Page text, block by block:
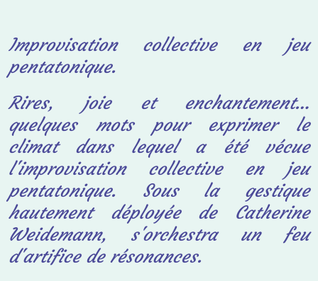
Improvisation collective en jeu
pentatonique.
Rires, joie et enchantement…
quelques mots pour exprimer le
climat dans lequel a été vécue
l'improvisation collective en jeu
pentatonique. Sous la gestique
hautement déployée de Catherine
Weidemann, s'orchestra un feu
d'artifice de résonances.